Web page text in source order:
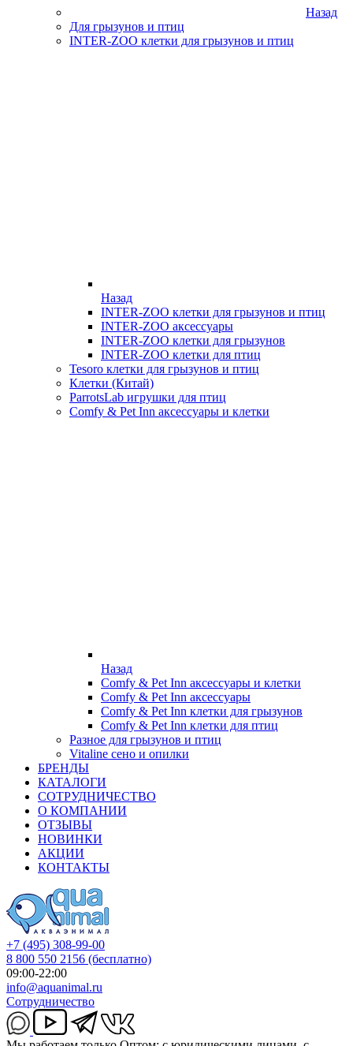
Назад
Для грызунов и птиц
INTER-ZOO клетки для грызунов и птиц
Назад
INTER-ZOO клетки для грызунов и птиц
INTER-ZOO аксессуары
INTER-ZOO клетки для грызунов
INTER-ZOO клетки для птиц
Tesoro клетки для грызунов и птиц
Клетки (Китай)
ParrotsLab игрушки для птиц
Comfy & Pet Inn аксессуары и клетки
Назад
Comfy & Pet Inn аксессуары и клетки
Comfy & Pet Inn аксессуары
Comfy & Pet Inn клетки для грызунов
Comfy & Pet Inn клетки для птиц
Разное для грызунов и птиц
Vitaline сено и опилки
БРЕНДЫ
КАТАЛОГИ
СОТРУДНИЧЕСТВО
О КОМПАНИИ
ОТЗЫВЫ
НОВИНКИ
АКЦИИ
КОНТАКТЫ
+7 (495) 308-99-00
8 800 550 2156 (бесплатно)
09:00-22:00
info@aquanimal.ru
Сотрудничество